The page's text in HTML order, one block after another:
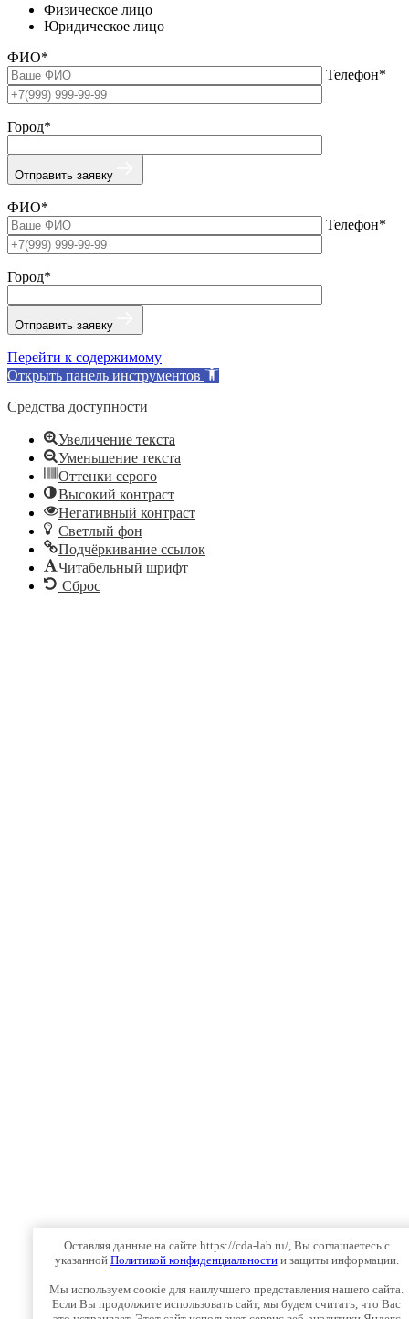
Физическое лицо
Юридическое лицо
ФИО*
Телефон*
Город*
Отправить заявку
ФИО*
Телефон*
Город*
Отправить заявку
Перейти к содержимому
Открыть панель инструментов
Средства доступности
Увеличение текста
Уменьшение текста
Оттенки серого
Высокий контраст
Негативный контраст
Светлый фон
Подчёркивание ссылок
Читабельный шрифт
Сброс
Оставляя данные на сайте https://cda-lab.ru/, Вы соглашаетесь с
указанной Политикой конфиденциальностии защиты информации.
Мы используем соокіе для наилучшего представления нашего сайта.
Если Вы продолжите использовать сайт, мы будем считать, что Вас